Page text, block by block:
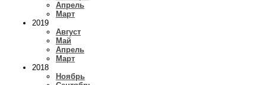
Апрель
Март
2019
Август
Май
Апрель
Март
2018
Ноябрь